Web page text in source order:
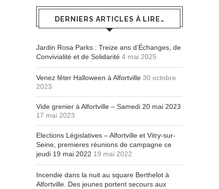
DERNIERS ARTICLES À LIRE…
Jardin Rosa Parks : Treize ans d’Échanges, de
Convivialité et de Solidarité 4 mai 2025
Venez fêter Halloween à Alfortville 30 octobre
2023
Vide grenier à Alfortville – Samedi 20 mai 2023
17 mai 2023
Elections Législatives – Alfortville et Vitry-sur-
Seine, premieres réunions de campagne ce
jeudi 19 mai 2022 19 mai 2022
Incendie dans la nuit au square Berthelot à
Alfortville. Des jeunes portent secours aux